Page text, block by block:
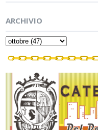
ARCHIVIO